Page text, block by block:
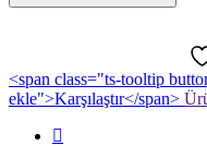
<span class="ts-tooltip
ekle">Karşılaştır</span>